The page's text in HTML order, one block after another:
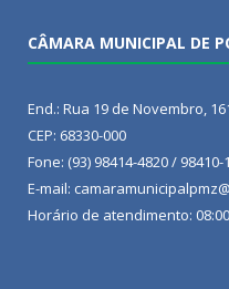
CÂMARA MUNICIPAL DE
End.: Rua 19 de Novembro,
CEP: 68330-000
Fone: (93) 98414-4820 / 98410-
E-mail:
Horário de atendimento: